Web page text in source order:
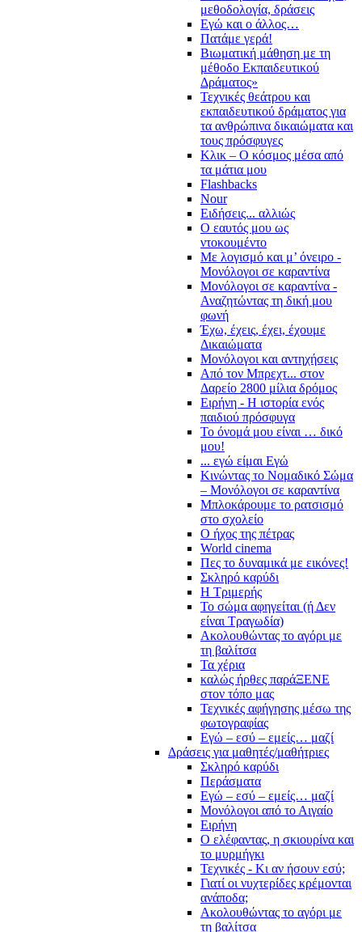
μεθοδολογία, δράσεις
Εγώ και ο άλλος…
Πατάμε γερά!
Βιωματική μάθηση με τη
μέθοδο Εκπαιδευτικού
Δράματος»
Τεχνικές θεάτρου και
εκπαιδευτικού δράματος για
τα ανθρώπινα δικαιώματα και
τους πρόσφυγες
Κλικ – Ο κόσμος μέσα από
τα μάτια μου
Flashbacks
Nour
Ειδήσεις... αλλιώς
Ο εαυτός μου ως
ντοκουμέντο
Με λογισμό και μ’ όνειρο -
Μονόλογοι σε καραντίνα
Μονόλογοι σε καραντίνα -
Αναζητώντας τη δική μου
φωνή
Έχω, έχεις, έχει, έχουμε
Δικαιώματα
Μονόλογοι και αντηχήσεις
Από τον Μπρεχτ... στον
Δαρείο 2800 μίλια δρόμος
Ειρήνη - Η ιστορία ενός
παιδιού πρόσφυγα
Το όνομά μου είναι … δικό
μου!
... εγώ είμαι Εγώ
Κινώντας το Νομαδικό Σώμα
– Μονόλογοι σε καραντίνα
Μπλοκάρουμε το ρατσισμό
στο σχολείο
Ο ήχος της πέτρας
World cinema
Πες το δυναμικά με εικόνες!
Σκληρό καρύδι
Η Τριμερής
Το σώμα αφηγείται (ή Δεν
είναι Τραγωδία)
Ακολουθώντας το αγόρι με
τη βαλίτσα
Τα χέρια
καλώς ήρθες παράΞΕΝΕ
στον τόπο μας
Τεχνικές αφήγησης μέσω της
φωτογραφίας
Εγώ – εσύ – εμείς… μαζί
Δράσεις για μαθητές/μαθήτριες
Σκληρό καρύδι
Περάσματα
Εγώ – εσύ – εμείς… μαζί
Μονόλογοι από το Αιγαίο
Ειρήνη
Ο ελέφαντας, η σκιουρίνα και
το μυρμήγκι
Τεχνικές - Κι αν ήσουν εσύ;
Γιατί οι νυχτερίδες κρέμονται
ανάποδα;
Ακολουθώντας το αγόρι με
τη βαλίτσα